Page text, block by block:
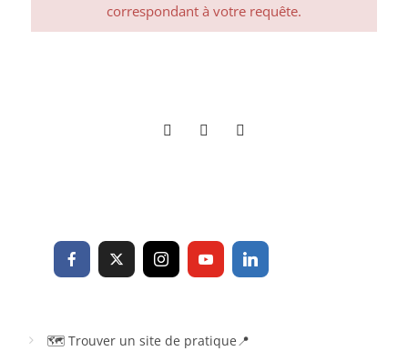
correspondant à votre requête.
🗺 Trouver un site de pratique📍